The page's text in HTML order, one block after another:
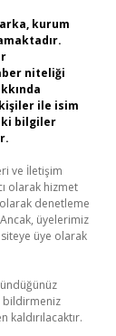
kurum
niteliği
ile isim
bilgiler
ve İletişim
olarak hizmet
denetleme
üyelerimiz
üye olarak
bildirmeniz